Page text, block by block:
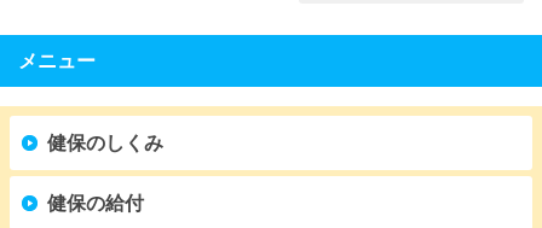
メニュー
健保のしくみ
健保の給付